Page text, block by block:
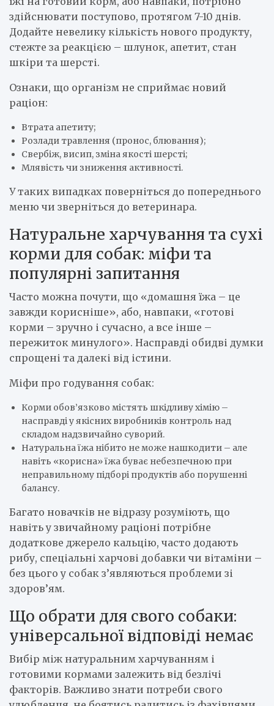
здійснювати поступово, протягом 7-10 днів.
Додайте невелику кількість нового продукту,
стежте за реакцією – шлунок, апетит, стан
шкіри та шерсті.
Ознаки, що організм не сприймає новий
раціон:
Втрата апетиту;
Розлади травлення (пронос, блювання);
Свербіж, висип, зміна якості шерсті;
Млявість чи зниження активності.
У таких випадках поверніться до попереднього
меню чи зверніться до ветеринара.
Натуральне харчування та сухі
корми для собак: міфи та
популярні запитання
Часто можна почути, що «домашня їжа – це
завжди корисніше», або, навпаки, «готові
корми – зручно і сучасно, а все інше –
пережиток минулого». Насправді обидві думки
спрощені та далекі від істини.
Міфи про годування собак:
Корми обов’язково містять шкідливу хімію –
насправді у якісних виробників контроль над
складом надзвичайно суворий.
Натуральна їжа нібито не може нашкодити – але
навіть «корисна» їжа буває небезпечною при
неправильному підборі продуктів або порушенні
балансу.
Багато новачків не відразу розуміють, що
навіть у звичайному раціоні потрібне
додаткове джерело кальцію, часто додають
рибу, спеціальні харчові добавки чи вітаміни –
без цього у собак з’являються проблеми зі
здоров’ям.
Що обрати для свого собаки:
універсальної відповіді немає
Вибір між натуральним харчуванням і
готовими кормами залежить від безлічі
факторів. Важливо знати потреби свого